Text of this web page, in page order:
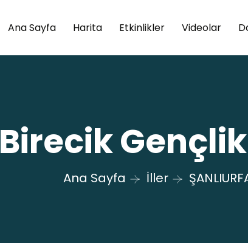
Ana Sayfa Harita Etkinlikler Videolar
Birecik
Ana Sayfa İller